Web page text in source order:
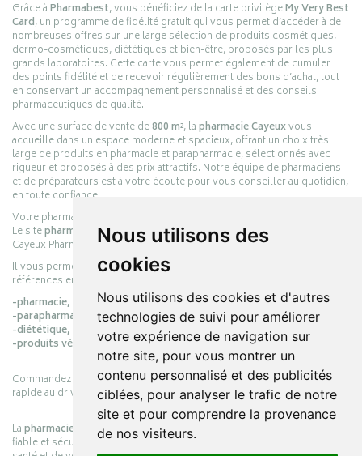
Nous utilisons des
cookies
Nous utilisons des cookies et d'autres
technologies de suivi pour améliorer
votre expérience de navigation sur
notre site, pour vous montrer un
contenu personnalisé et des publicités
ciblées, pour analyser le trafic de notre
site et pour comprendre la provenance
de nos visiteurs.
Grâce àPharmabest, vous bénéficiez de la carte privilègeMy Very Best
Card, un programme de fidélité gratuit qui vous permet d’accéder à de
nombreuses offres sur une large sélection de produits cosmétiques,
dermo-cosmétiques, diététiques et bien-être, proposés par les plus
grands laboratoires. Cette carte vous permet également de cumuler
des points fidélité et de recevoir régulièrement des bons d’achat, tout
en conservant un accompagnement personnalisé et des conseils
pharmaceutiques de qualité.
Avec une surface de vente de800 m², lapharmacie Cayeuxvous
accueille dans un espace moderne et spacieux, offrant un choix très
large de produits en pharmacie et parapharmacie, sélectionnés avec
rigueur et proposés à des prix attractifs. Notre équipe de pharmaciens
et de préparateurs est à votre écoute pour vous conseiller au quotidien,
en toute confiance.
Votre pharmacie en ligne :
Le sitepharmacie-cayeux.frest le prolongement digital de la pharmacie
Cayeux Pharmabest Berck-sur-Mer – Rang-du-Fliers.
Il vous permet de réaliser vos achats en ligne parmi des milliers de
références en :
-pharmacie,
-parapharmacie,
-diététique,
-produits vétérinaires.
Commandez simplement vos produits en ligne et choisissez le retrait
rapide au drive ou la livraison à domicile, en toute simplicité.
Lapharmacie Cayeuxs’engage à vous offrir une expérience pratique,
fiable et sécurisée, en officine comme en ligne, au service de votre